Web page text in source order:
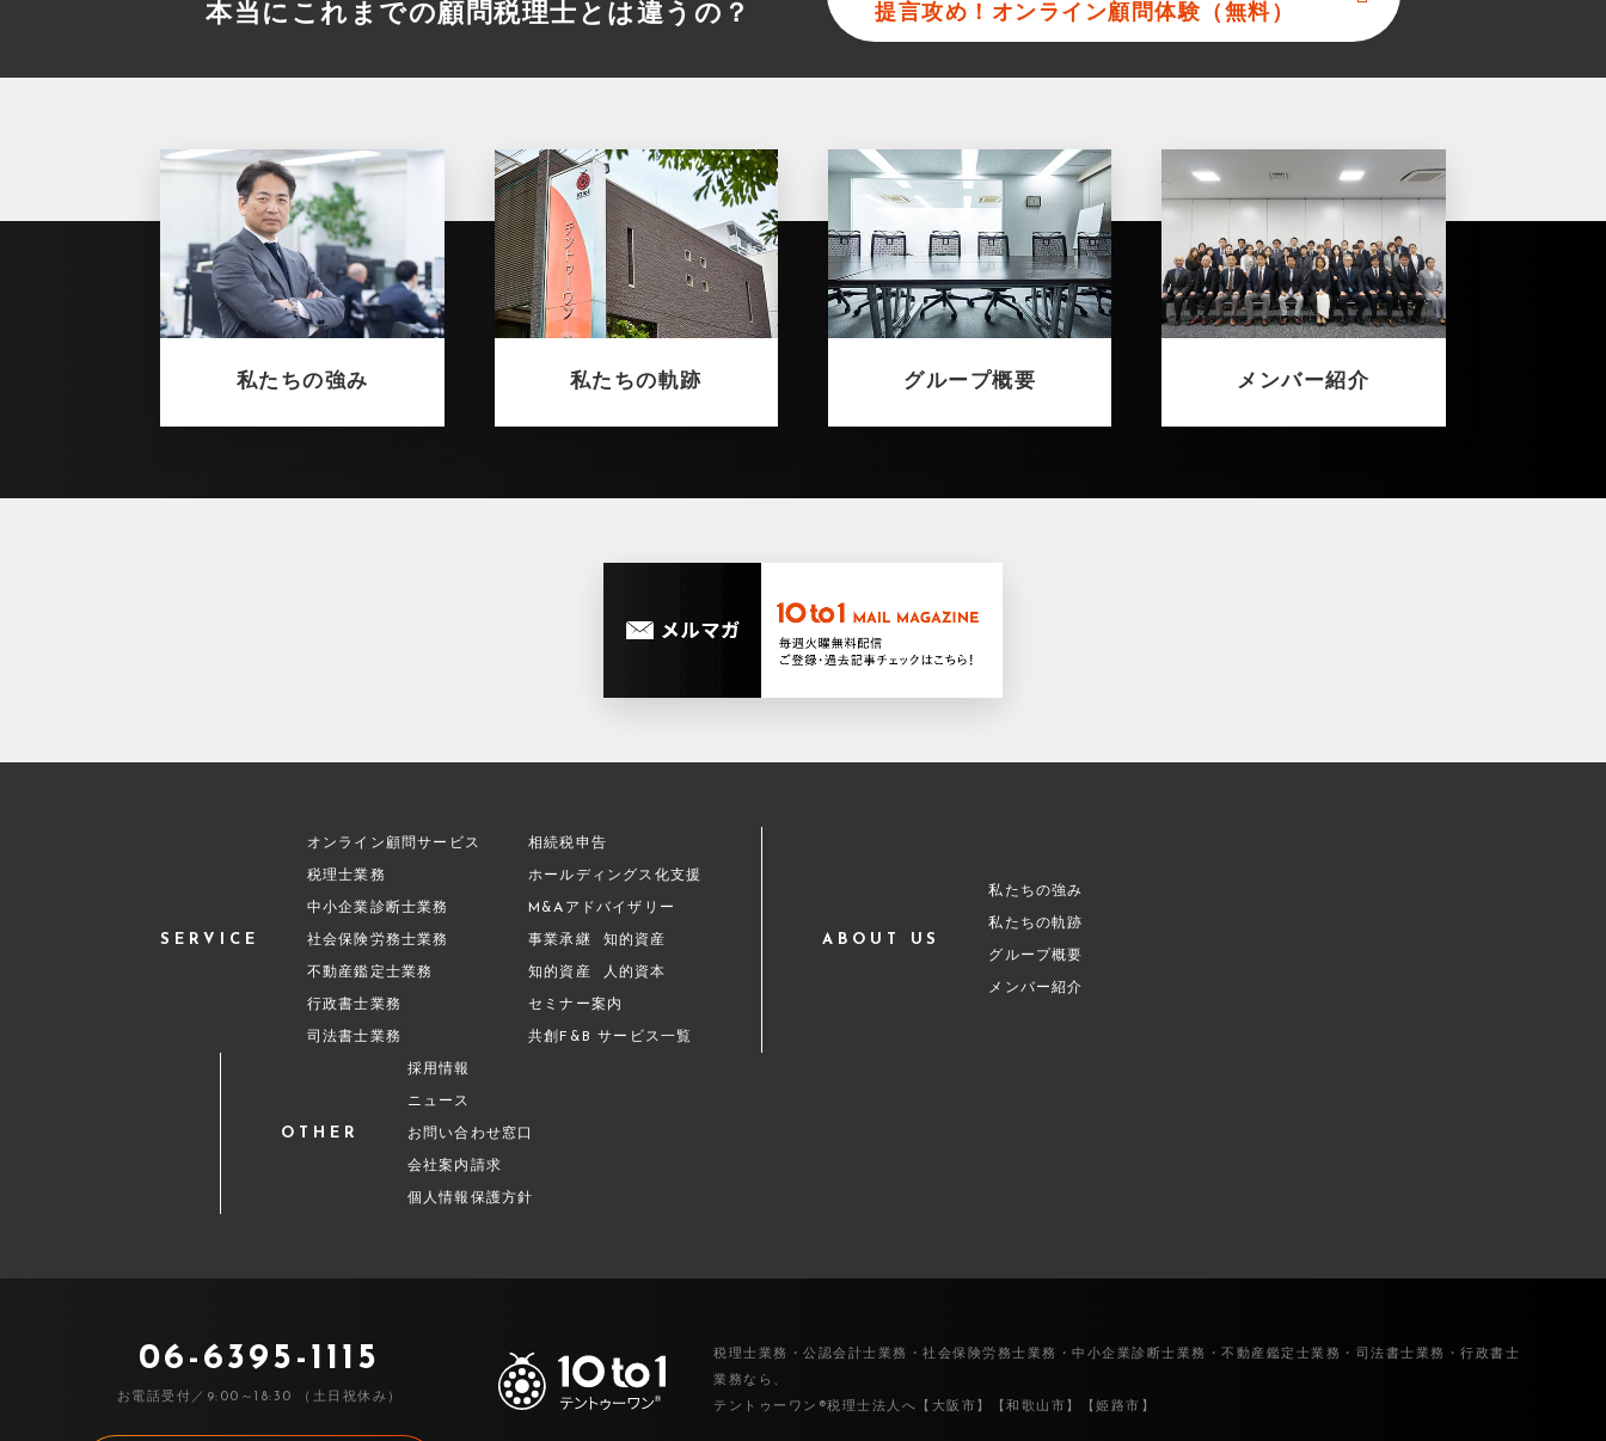
本当にこれまでの顧問税理士とは違うの？
提言攻め！オンライン顧問体験（無料）
私たちの強み 私たちの軌跡 グループ概要 メンバー紹介
SERVICE
オンライン顧問サービス
税理士業務
中小企業診断士業務
社会保険労務士業務
不動産鑑定士業務
行政書士業務
司法書士業務
相続税申告
ホールディングス化支援
M&Aアドバイザリー
事業承継 知的資産
知的資産 人的資本
セミナー案内
共創F&B サービス一覧
ABOUT US
私たちの強み
私たちの軌跡
グループ概要
メンバー紹介
OTHER
採用情報
ニュース
お問い合わせ窓口
会社案内請求
個人情報保護方針
06-6395-1115
お電話受付／9:00～18:30 （土日祝休み）
税理士業務・公認会計士業務・社会保険労務士業務・中小企業診断士業務・不動産鑑定士業務・司法書士業務・行政書士
業務なら、
テントゥーワン®税理士法人へ【大阪市】【和歌山市】【姫路市】